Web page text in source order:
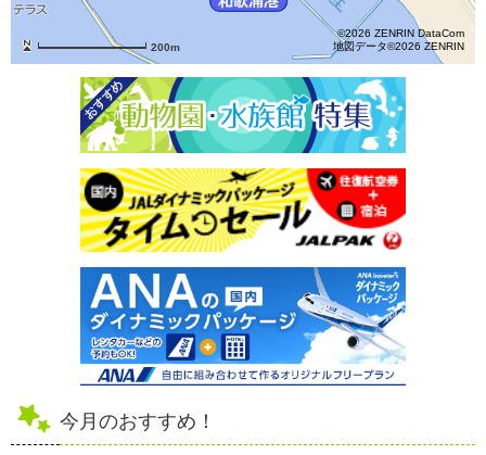
200m
©2026 ZENRIN DataCom
地図データ©2026 ZENRIN
今月のおすすめ！